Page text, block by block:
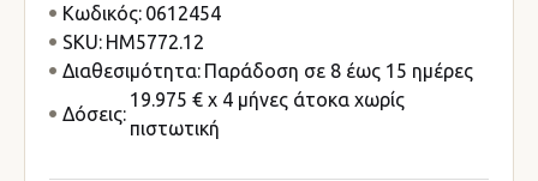
Κωδικός: 0612454
SKU: HM5772.12
Διαθεσιμότητα: Παράδοση σε 8 έως 15 ημέρες
Δόσεις:
19.975 € x 4 μήνες άτοκα χωρίς
πιστωτική